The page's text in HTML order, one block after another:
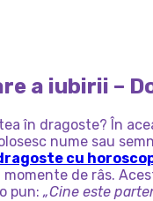
a iubirii –
în dragoste? În
nume sau
cu
de râs.
pun: „Cine este